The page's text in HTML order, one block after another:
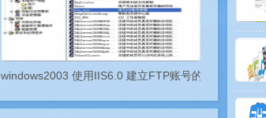
windows2003 使用IIS6.0 建立FTP账号的方法教程图解